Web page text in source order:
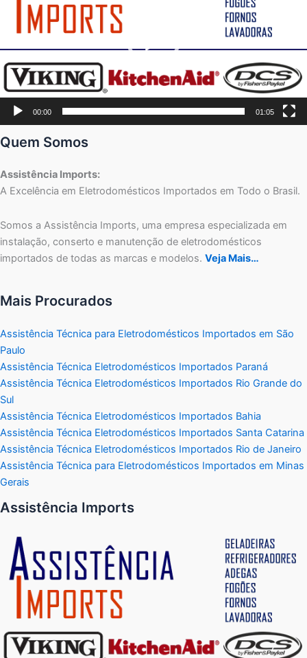
00:00 01:05
Quem Somos
Assistência Imports:
A Excelência em Eletrodomésticos Importados em Todo o Brasil.
Somos a Assistência Imports, uma empresa especializada em
instalação, conserto e manutenção de eletrodomésticos
importados de todas as marcas e modelos. Veja Mais…
Mais Procurados
Assistência Técnica para Eletrodomésticos Importados em São
Paulo
Assistência Técnica Eletrodomésticos Importados Paraná
Assistência Técnica Eletrodomésticos Importados Rio Grande do
Sul
Assistência Técnica Eletrodomésticos Importados Bahia
Assistência Técnica Eletrodomésticos Importados Santa Catarina
Assistência Técnica Eletrodomésticos Importados Rio de Janeiro
Assistência Técnica para Eletrodomésticos Importados em Minas
Gerais
Assistência Imports